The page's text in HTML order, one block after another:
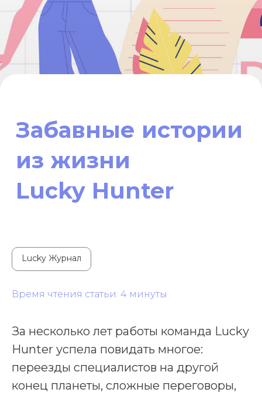
Забавные истории
из жизни
Lucky Hunter
Lucky Журнал
Время чтения статьи: 4 минуты
За несколько лет работы команда Lucky
Hunter успела повидать многое:
переезды специалистов на другой
конец планеты, сложные переговоры,